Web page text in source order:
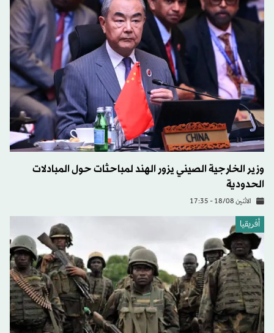
وزير الخارجية الصيني يزور الهند لمباحثات حول المبادلات
الحدودية
الاثنين 18/08 - 17:35
أفريقيا